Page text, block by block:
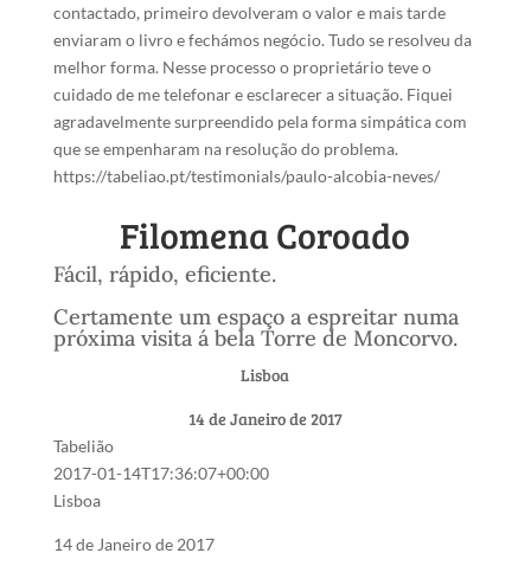
contactado, primeiro devolveram o valor e mais tarde
enviaram o livro e fechámos negócio. Tudo se resolveu da
melhor forma. Nesse processo o proprietário teve o
cuidado de me telefonar e esclarecer a situação. Fiquei
agradavelmente surpreendido pela forma simpática com
que se empenharam na resolução do problema.
https://tabeliao.pt/testimonials/paulo-alcobia-neves/
Filomena Coroado
Fácil, rápido, eficiente.
Certamente um espaço a espreitar numa
próxima visita á bela Torre de Moncorvo.
Lisboa
14 de Janeiro de 2017
Tabelião
2017-01-14T17:36:07+00:00
Lisboa
14 de Janeiro de 2017